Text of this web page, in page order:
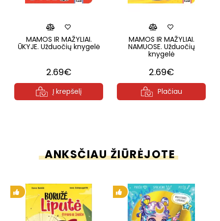
MAMOS IR MAŽYLIAI.
ŪKYJE. Užduočių knygelė
2.69€
Į krepšelį
MAMOS IR MAŽYLIAI.
NAMUOSE. Užduočių
knygelė
2.69€
Plačiau
ANKSČIAU ŽIŪRĖJOTE